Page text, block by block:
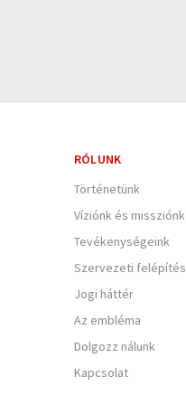
RÓLUNK
Történetünk
Víziónk és missziónk
Tevékenységeink
Szervezeti felépítés
Jogi háttér
Az embléma
Dolgozz nálunk
Kapcsolat